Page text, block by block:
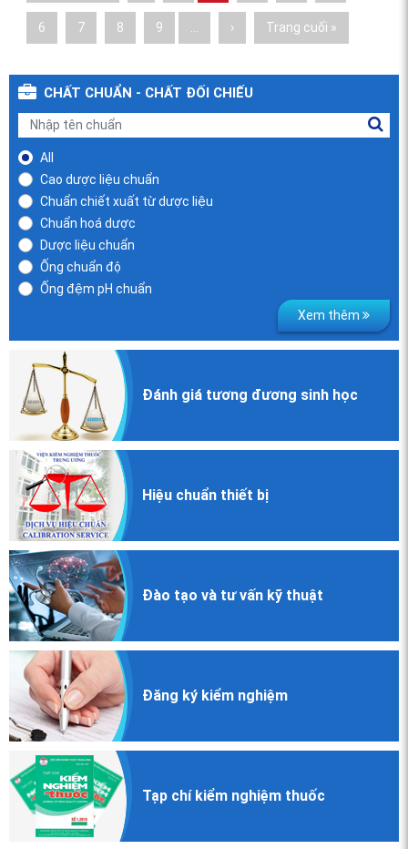
6 7 8 9 › Trang cuối »
CHẤT CHUẨN - CHẤT ĐỐI CHIẾU
All
Cao dược liệu chuẩn
Chuẩn chiết xuất từ dược liệu
Chuẩn hoá dược
Dược liệu chuẩn
Ống chuẩn độ
Ống đệm pH chuẩn
Xem thêm
Đánh giá tương đương sinh học
Hiệu chuẩn thiết bị
Đào tạo và tư vấn kỹ thuật
Đăng ký kiểm nghiệm
Tạp chí kiểm nghiệm thuốc